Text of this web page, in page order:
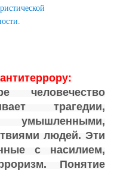
человечество
трагедии,
людей. Эти
с насилием,
Понятие